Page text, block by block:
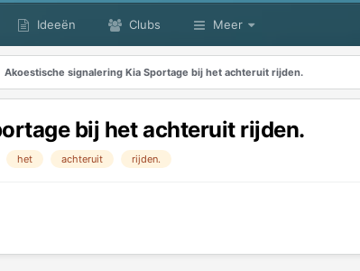
Ideeën Clubs Meer
Akoestische signalering Kia Sportage bij het achteruit rijden.
bij het achteruit rijden.
het achteruit rijden.